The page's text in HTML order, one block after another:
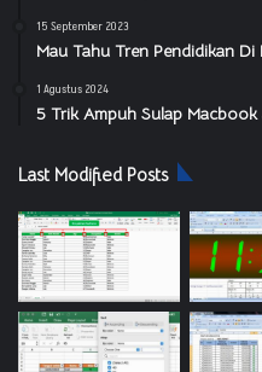
15 September 2023
Mau Tahu Tren Pendidikan
1 Agustus 2024
5 Trik Ampuh Sulap
Last Modified Posts